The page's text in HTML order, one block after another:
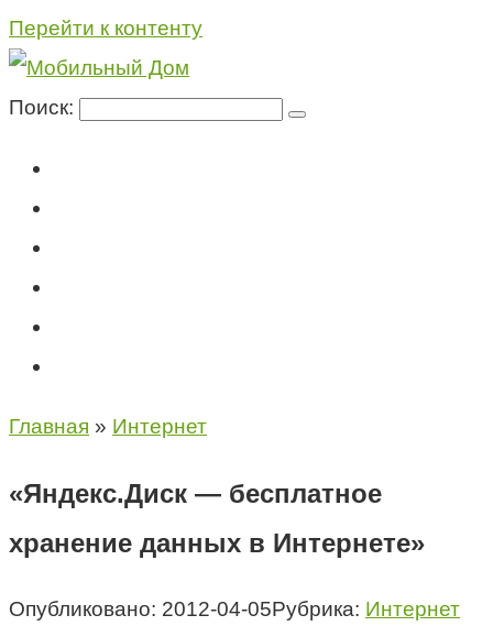
Перейти к контенту
Поиск:
Главная » Интернет
«Яндекс.Диск — бесплатное
хранение данных в Интернете»
Опубликовано: 2012-04-05Рубрика: Интернет